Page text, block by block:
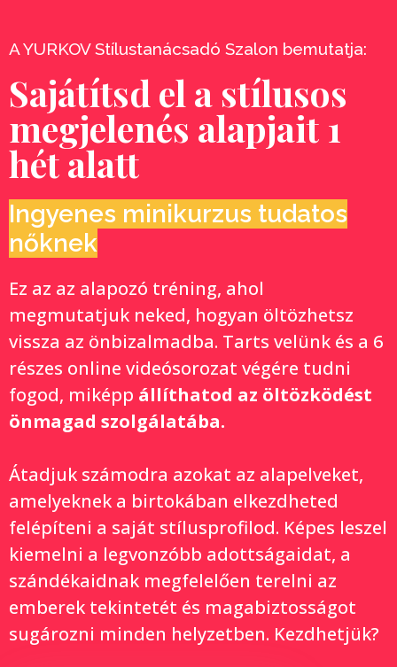
A YURKOV Stílustanácsadó Szalon bemutatja:
Sajátítsd el a stílusos
megjelenés alapjait 1
hét alatt
Ingyenes minikurzus tudatos
nőknek
Ez az az alapozó tréning, ahol
megmutatjuk neked, hogyan öltözhetsz
vissza az önbizalmadba. Tarts velünk és a 6
részes online videósorozat végére tudni
fogod, miképp állíthatod az öltözködést
önmagad szolgálatába.
Átadjuk számodra azokat az alapelveket,
amelyeknek a birtokában elkezdheted
felépíteni a saját stílusprofilod. Képes leszel
kiemelni a legvonzóbb adottságaidat, a
szándékaidnak megfelelően terelni az
emberek tekintetét és magabiztosságot
sugározni minden helyzetben. Kezdhetjük?